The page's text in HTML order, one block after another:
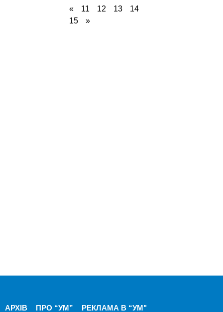
« 11 12 13
14
15
»
АРХІВ ПРО “УМ” РЕКЛАМА В “УМ"